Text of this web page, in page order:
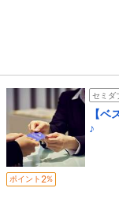
セミダ
【
♪
ポイント 2%